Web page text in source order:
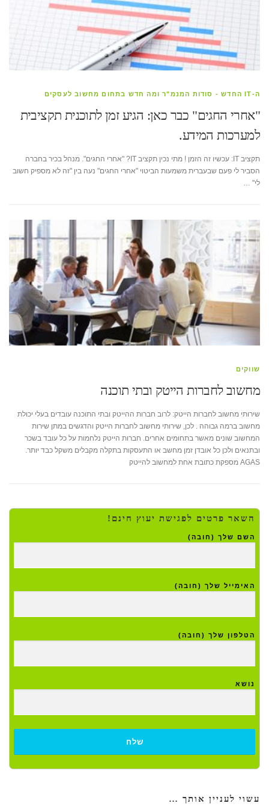
ה-IT החדש - סודות המנמ"ר ומה חדש בתחום מחשוב לעסקים
"אחרי החגים" כבר כאן: הגיע זמן לתוכנית תקציבית
למערכות המידע.
תקציב IT: עכשיו זה הזמן ! מתי נכין תקציב IT? "אחרי החגים". מנהל בכיר בחברה
הסביר לי פעם שבעברית משמעות הביטוי "אחרי החגים" נעה בין "זה לא מספיק חשוב
לי" …
שווקים
מחשוב לחברות הייטק ובתי תוכנה
שירותי מחשוב לחברות הייטק: לרוב חברות ההייטק ובתי התוכנה עובדים בעלי יכולת
מחשוב ברמה גבוהה . לכן, שירותי מחשוב לחברות הייטק והדגשים במתן שירות
המחשוב שונים מאשר בתחומים אחרים. חברות הייטק נלחמות על כל עובד בשכר
ובתנאים ולכן כל אובדן זמן מחשב או התעסקות בתקלה מקבלים משקל כבד יותר.
AGAS מספקת כתובת אחת למחשוב להייטק
השאר פרטים לפגישת יעוץ חינם!
השם שלך (חובה)
האימייל שלך (חובה)
הטלפון שלך (חובה)
נושא
עשוי לעניין אותך …